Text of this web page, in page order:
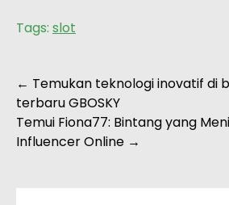
Tags: slot
Post
navigation
← Temukan teknologi inovatif di
terbaru GBOSKY
Temui Fiona77: Bintang yang
Influencer Online →